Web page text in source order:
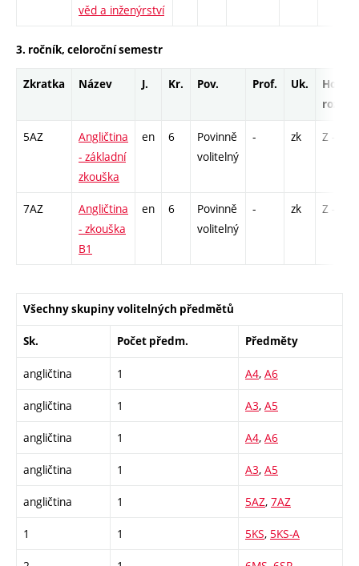
věd a inženýrství
3. ročník, celoroční semestr
Zkratka Název J. Kr. Pov. Prof. Uk.
Hod.
rozsah
5AZ
Angličtina
- základní
zkouška
en 6
Povinně
volitelný
- zk Z - 1
7AZ
Angličtina
- zkouška
B1
en 6
Povinně
volitelný
- zk Z - 1
Všechny skupiny volitelných předmětů
Sk. Počet předm. Předměty
angličtina 1 A4, A6
angličtina 1 A3, A5
angličtina 1 A4, A6
angličtina 1 A3, A5
angličtina 1 5AZ, 7AZ
1 1 5KS, 5KS-A